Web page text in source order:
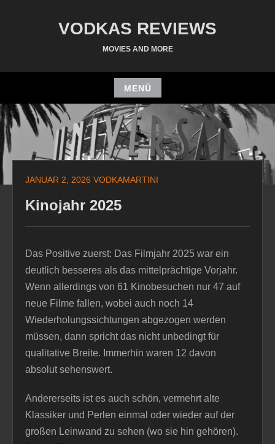
VODKAS REVIEWS
MOVIES AND MORE
MENÜ
Zum
Inhalt
springen
JANUAR 2, 2026 VODKAMARTINI
Kinojahr 2025
Das Positive zuerst: Das Filmjahr 2025 war ein
deutlich besseres als das mittelprächtige Vorjahr.
Wenn allerdings von 61 Kinobesuchen nur 47 auf
neue Filme fallen, wobei auch noch 14
Wiederholungssichtungen abgezogen werden
müssen, dann spricht das nicht unbedingt für
qualitative Breite. Immerhin waren 12 davon
absolut sehenswert.
Andererseits ist es auch schön, vermehrt alte
Klassiker und Perlen einmal oder wieder auf der
großen Leinwand zu sehen (wo sie hin gehören).